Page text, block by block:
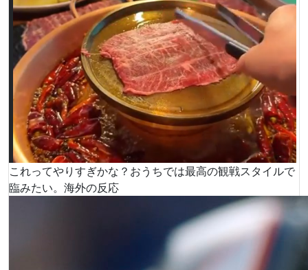
これってやりすぎかな？おうちでは最高の観戦スタイルで
臨みたい。海外の反応